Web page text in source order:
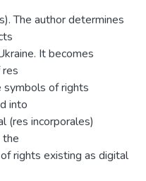
The author determines
It becomes
symbols of rights
into
(res incorporales)
the
rights existing as digital